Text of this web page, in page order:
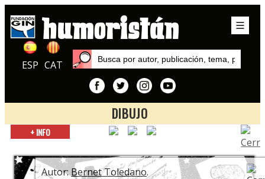
ESP CAT
DIBUJO
Inicio
Garbancito de la Mancha. 70 años del primer largometraje
europeo de animación en color
+ INFO
Autor:Bernet Toledano.